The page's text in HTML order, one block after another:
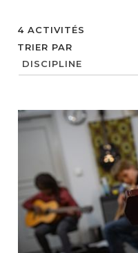
4 ACTIVITÉS
TRIER PAR